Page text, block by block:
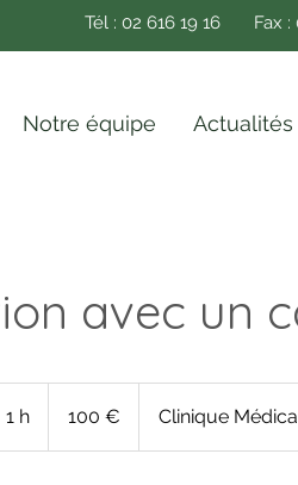
Tél : 02 616 19 16 Fax :
Notre équipe Actualités
avec un
1 h 100 € Clinique